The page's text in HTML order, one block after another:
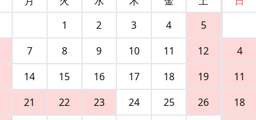
1
2 3 4
5
7 8 9 10 11
12
14 15 16 17 18
19
21 22 23 24 25
26
4
11
18